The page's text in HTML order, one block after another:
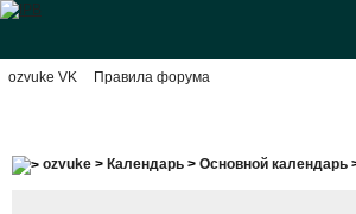
ozvuke VK Правила форума
ozvuke> Календарь> Основной календарь